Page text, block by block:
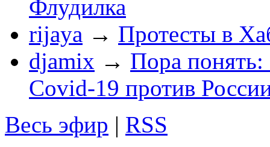
Флудилка
rijaya → Протесты в
djamix → Пора
Covid-19 против
Весь эфир | RSS